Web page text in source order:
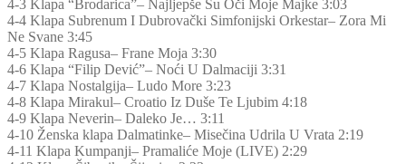
4-3 Klapa “Brodarica”– Najljepše Su Oči Moje Majke 3:03
4-4 Klapa Subrenum I Dubrovački Simfonijski Orkestar– Zora Mi
Ne Svane 3:45
4-5 Klapa Ragusa– Frane Moja 3:30
4-6 Klapa “Filip Dević”– Noći U Dalmaciji 3:31
4-7 Klapa Nostalgija– Ludo More 3:23
4-8 Klapa Mirakul– Croatio Iz Duše Te Ljubim 4:18
4-9 Klapa Neverin– Daleko Je… 3:11
4-10 Ženska klapa Dalmatinke– Misečina Udrila U Vrata 2:19
4-11 Klapa Kumpanji– Pramaliće Moje (LIVE) 2:29